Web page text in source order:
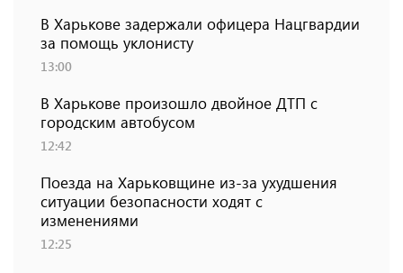
В Харькове задержали офицера Нацгвардии
за помощь уклонисту
13:00
В Харькове произошло двойное ДТП с
городским автобусом
12:42
Поезда на Харьковщине из-за ухудшения
ситуации безопасности ходят с
изменениями
12:25